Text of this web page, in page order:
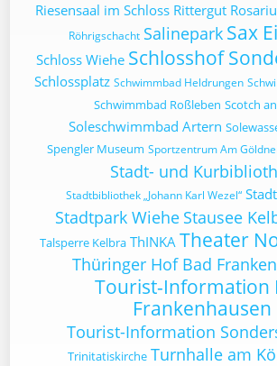
Riesensaal im Schloss Rittergut
Röhrigschacht Salinepark Sax
Schloss Wiehe Schlosshof
Schlossplatz Schwimmbad Heldrungen
Schwimmbad Roßleben Scotch
Soleschwimmbad Artern
Spengler Museum Sportzentrum Am
Stadt- und
Stadtbibliothek „Johann Karl Wezel“
Stadtpark Wiehe Stausee
Talsperre Kelbra ThINKA Theater
Thüringer Hof Bad
Tourist-Information
Frankenhausen
Tourist-Information
Trinitatiskirche Turnhalle am